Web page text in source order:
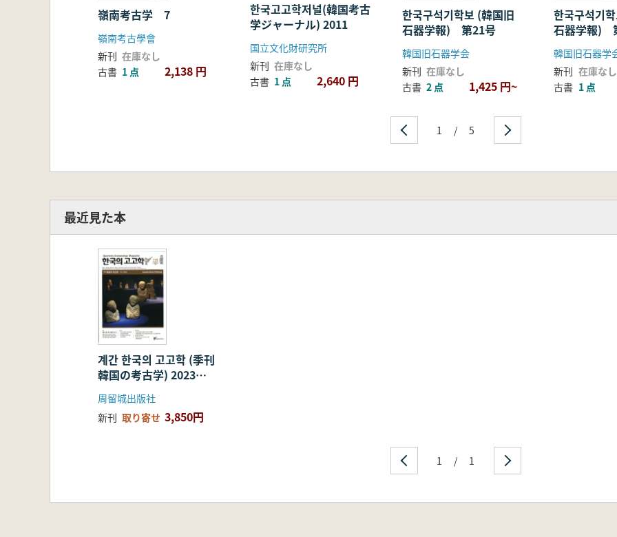
嶺南考古学 7
嶺南考古學會
新刊 在庫なし
古書 1 点 2,138 円
한국고고학저널(韓国考古
学ジャーナル) 2011
国立文化財研究所
新刊 在庫なし
古書 1 点 2,640 円
한국구석기학보 (韓国旧
石器学報) 第21号
韓国旧石器学会
新刊 在庫なし
古書 2 点 1,425 円~
한국구석기
石器学報)
韓国旧石器学
新刊 在庫なし
古書 1 点
1 / 5
最近見た本
계간 한국의 고고학 (季刊
韓国の考古学) 2023
Vol.61
周留城出版社
新刊 取り寄せ 3,850円
1 / 1